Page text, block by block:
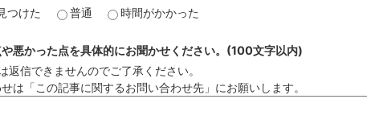
つけた
普通 時間がかかった
や悪かった点を具体的にお聞かせください。(100文字以内)
返信できませんのでご了承ください。
は「この記事に関するお問い合わせ先」にお願いします。